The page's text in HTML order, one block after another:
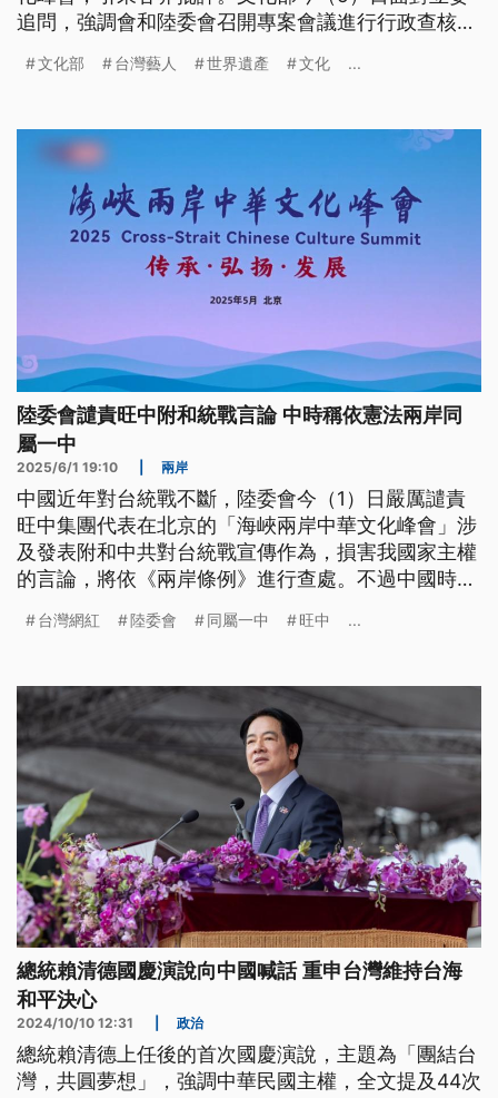
追問，強調會和陸委會召開專案會議進行行政查核，
中共假借文化之名，其實是進行周密的統戰伎倆，呼
文化部 台灣藝人 世界遺產 文化 ...
陸委會譴責旺中附和統戰言論 中時稱依憲法兩岸同
屬一中
2025/6/1 19:10 兩岸
中國近年對台統戰不斷，陸委會今（1）日嚴厲譴責
旺中集團代表在北京的「海峽兩岸中華文化峰會」涉
及發表附和中共對台統戰宣傳作為，損害我國家主權
的言論，將依《兩岸條例》進行查處。不過中國時報
台灣、大陸同屬一個中國，呼籲要遵憲、護憲。
台灣網紅 陸委會 同屬一中 旺中 ...
總統賴清德國慶演說向中國喊話 重申台灣維持台海
和平決心
2024/10/10 12:31 政治
總統賴清德上任後的首次國慶演說，主題為「團結台
灣，共圓夢想」，強調中華民國主權，全文提及44次